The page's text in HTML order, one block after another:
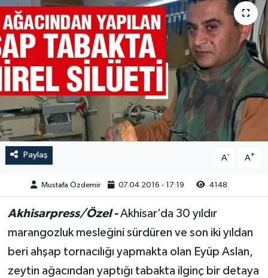
Paylaş A- A+
Mustafa Özdemir 07.04.2016 - 17:19 4148
Akhisarpress/Özel -Akhisar’da 30 yıldır
marangozluk mesleğini sürdüren ve son iki yıldan
beri ahşap tornacılığı yapmakta olan Eyüp Aslan,
zeytin ağacından yaptığı tabakta ilginç bir detaya
Duyurular
Teknoloji
Yerel Haber
Akhisar Emlak
Ülke
Etiketler
Tarım-Gıda
Sektörel
Röportaj
Dünya
Yaşam
Yerel Haber
Akhisar Emlak